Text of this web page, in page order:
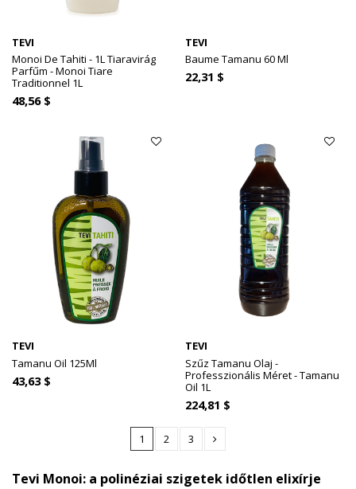
TEVI
Monoi De Tahiti - 1L Tiaravirág
Parfűm - Monoi Tiare
Traditionnel 1L
48,56 $
TEVI
Baume Tamanu 60 Ml
22,31 $
TEVI
Tamanu Oil 125Ml
43,63 $
TEVI
Szűz Tamanu Olaj -
Professzionális Méret - Tamanu
Oil 1L
224,81 $
1 2 3
Tevi Monoi: a polinéziai szigetek időtlen elixírje